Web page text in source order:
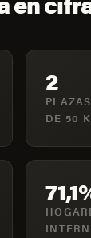
2
DE 50